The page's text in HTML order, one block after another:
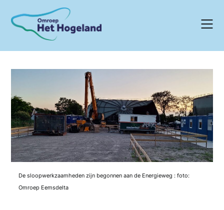
content
De sloopwerkzaamheden zijn begonnen aan de Energieweg : foto:
Omroep Eemsdelta